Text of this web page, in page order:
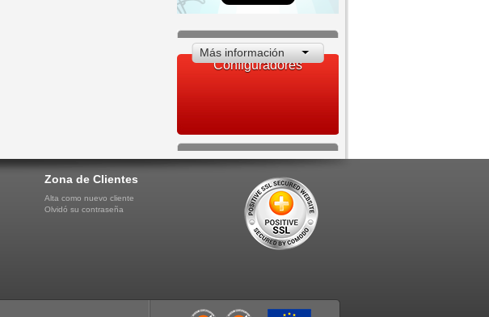
Configuradores
Más información
Zona de Clientes
Alta como nuevo cliente
Olvidó su contraseña